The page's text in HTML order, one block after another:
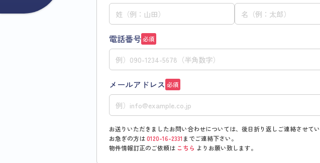
電話番号必須
メールアドレス 必須
お送りいただきましたお問い合わせについては、後日折り返しご連絡させてい
お急ぎの方は0120-16-2331 までご連絡下さい。
物件情報訂正のご依頼は こちら よりお願い致します。